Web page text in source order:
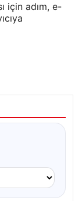
için adım, e-